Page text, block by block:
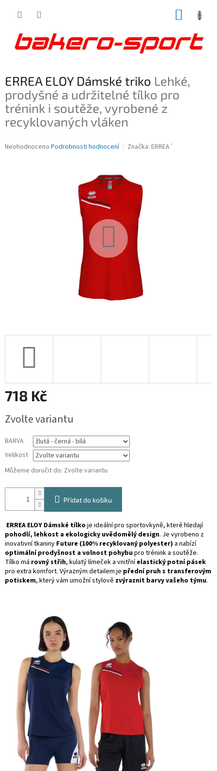
ERREA ELOY Dámské triko Lehké,
prodyšné a udržitelné tílko pro
trénink i soutěže, vyrobené z
recyklovaných vláken
Průměrné
Neohodnoceno Podrobnosti hodnocení Značka: ERREA´
718 Kč
cena:
Zvolte variantu
BARVA
Velikost
Můžeme doručit do: Zvolte variantu
Přidat do košíku
ERREA ELOY Dámské tílko je ideální pro sportovkyně, které hledají
pohodlí, lehkost a ekologicky uvědomělý design. Je vyrobeno z
inovativní tkaniny Future (100% recyklovaný polyester) a nabízí
optimální prodyšnost a volnost pohybupro trénink a soutěže.
Tílko má rovný střih, kulatý límeček a vnitřníelastický potní pásek
pro extra komfort. Výrazným detailem je přední pruh s transferovým
potiskem, který vám umožní stylově zvýraznit barvy vašeho týmu.